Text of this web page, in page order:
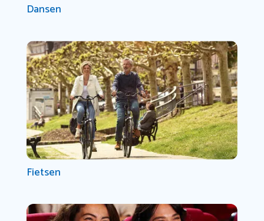
Dansen
Fietsen